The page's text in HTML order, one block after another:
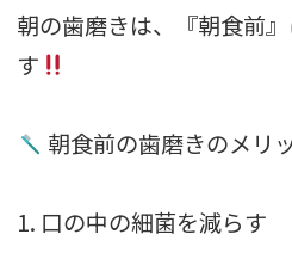
朝の歯磨きは、『朝食前
す
朝食前の歯磨きのメリ
1. 口の中の細菌を減らす